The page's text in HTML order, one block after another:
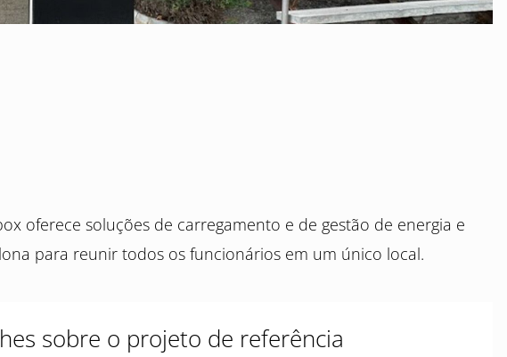
oferece soluções de carregamento e de gestão de energia e
para reunir todos os funcionários em um único local.
sobre o projeto de referência